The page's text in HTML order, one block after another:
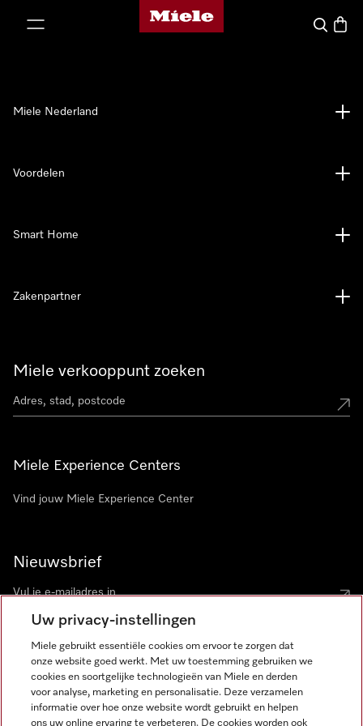
Homepage van Miele
Wat zoek
Miele verkooppunt zoeken
Miele Experience Centers
Vind jouw Miele Experience Center
Nieuwsbrief
Miele Nederland
Voordelen
Smart Home
Zakenpartner
Miele op Instagram
Miele op Facebook
Miele op Youtube
Uw privacy-instellingen
Miele gebruikt essentiële cookies om ervoor te zorgen dat
onze website goed werkt. Met uw toestemming gebruiken we
cookies en soortgelijke technologieën van Miele en derden
voor analyse, marketing en personalisatie. Deze verzamelen
informatie over hoe onze website wordt gebruikt en helpen
ons uw online ervaring te verbeteren. De cookies worden ook